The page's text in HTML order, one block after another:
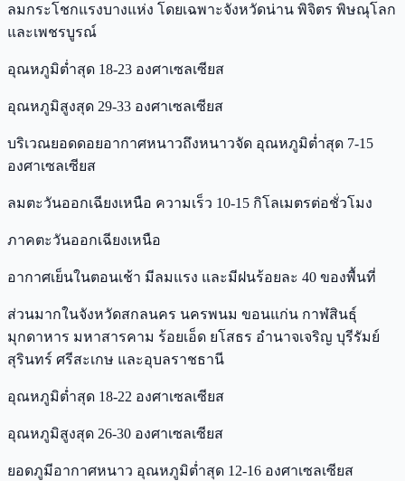
ลมกระโชกแรงบางแห่ง โดยเฉพาะจังหวัดน่าน พิจิตร พิษณุโลก
และเพชรบูรณ์
อุณหภูมิต่ำสุด 18-23 องศาเซลเซียส
อุณหภูมิสูงสุด 29-33 องศาเซลเซียส
บริเวณยอดดอยอากาศหนาวถึงหนาวจัด อุณหภูมิต่ำสุด 7-15
องศาเซลเซียส
ลมตะวันออกเฉียงเหนือ ความเร็ว 10-15 กิโลเมตรต่อชั่วโมง
ภาคตะวันออกเฉียงเหนือ
อากาศเย็นในตอนเช้า มีลมแรง และมีฝนร้อยละ 40 ของพื้นที่
ส่วนมากในจังหวัดสกลนคร นครพนม ขอนแก่น กาฬสินธุ์
มุกดาหาร มหาสารคาม ร้อยเอ็ด ยโสธร อำนาจเจริญ บุรีรัมย์
สุรินทร์ ศรีสะเกษ และอุบลราชธานี
อุณหภูมิต่ำสุด 18-22 องศาเซลเซียส
อุณหภูมิสูงสุด 26-30 องศาเซลเซียส
ยอดภูมีอากาศหนาว อุณหภูมิต่ำสุด 12-16 องศาเซลเซียส